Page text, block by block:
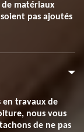
matériaux
pas ajoutés
en travaux de
nous vous
de ne pas